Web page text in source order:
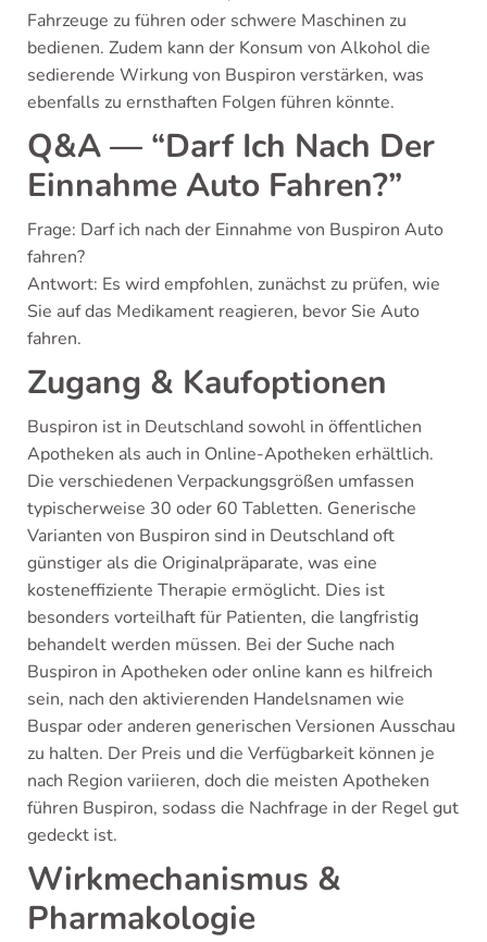
Fahrzeuge zu führen oder schwere Maschinen zu
bedienen. Zudem kann der Konsum von Alkohol die
sedierende Wirkung von Buspiron verstärken, was
ebenfalls zu ernsthaften Folgen führen könnte.
Q&A — “Darf Ich Nach Der
Einnahme Auto Fahren?”
Frage: Darf ich nach der Einnahme von Buspiron Auto
fahren?
Antwort: Es wird empfohlen, zunächst zu prüfen, wie
Sie auf das Medikament reagieren, bevor Sie Auto
fahren.
Zugang & Kaufoptionen
Buspiron ist in Deutschland sowohl in öffentlichen
Apotheken als auch in Online-Apotheken erhältlich.
Die verschiedenen Verpackungsgrößen umfassen
typischerweise 30 oder 60 Tabletten. Generische
Varianten von Buspiron sind in Deutschland oft
günstiger als die Originalpräparate, was eine
kosteneffiziente Therapie ermöglicht. Dies ist
besonders vorteilhaft für Patienten, die langfristig
behandelt werden müssen. Bei der Suche nach
Buspiron in Apotheken oder online kann es hilfreich
sein, nach den aktivierenden Handelsnamen wie
Buspar oder anderen generischen Versionen Ausschau
zu halten. Der Preis und die Verfügbarkeit können je
nach Region variieren, doch die meisten Apotheken
führen Buspiron, sodass die Nachfrage in der Regel gut
gedeckt ist.
Wirkmechanismus &
Pharmakologie